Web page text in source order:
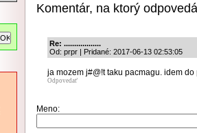
Komentár, na ktorý
Re: ..................
Od: prpr | Pridané: 2017-06-13 02:53:05
ja mozem j#@!t taku pacmagu. idem
Odpovedať
Meno: